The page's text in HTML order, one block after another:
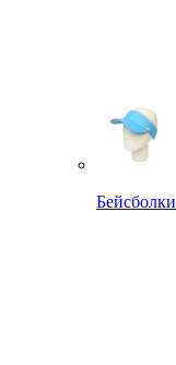
Бейсболки